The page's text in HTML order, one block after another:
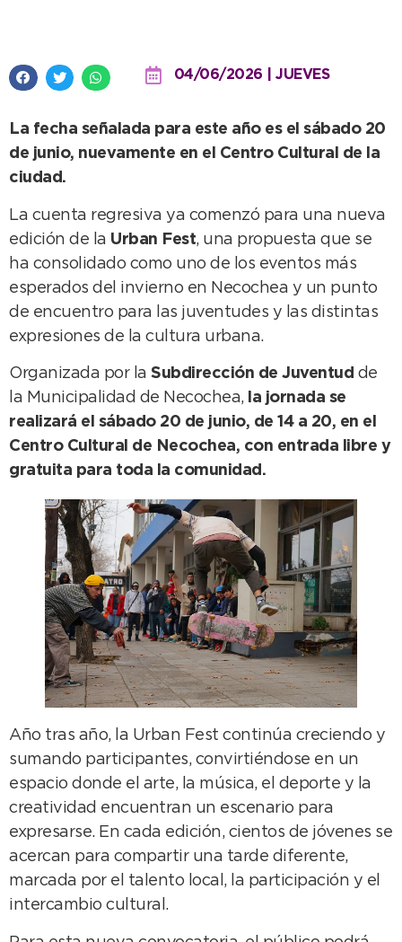
04/06/2026 | JUEVES
La fecha señalada para este año es el sábado 20
de junio, nuevamente en el Centro Cultural de la
ciudad.
La cuenta regresiva ya comenzó para una nueva
edición de la Urban Fest, una propuesta que se
ha consolidado como uno de los eventos más
esperados del invierno en Necochea y un punto
de encuentro para las juventudes y las distintas
expresiones de la cultura urbana.
Organizada por la Subdirección de Juventud de
la Municipalidad de Necochea,la jornada se
realizará el sábado 20 de junio, de 14 a 20, en el
Centro Cultural de Necochea, con entrada libre y
gratuita para toda la comunidad.
Año tras año, la Urban Fest continúa creciendo y
sumando participantes, convirtiéndose en un
espacio donde el arte, la música, el deporte y la
creatividad encuentran un escenario para
expresarse. En cada edición, cientos de jóvenes se
acercan para compartir una tarde diferente,
marcada por el talento local, la participación y el
intercambio cultural.